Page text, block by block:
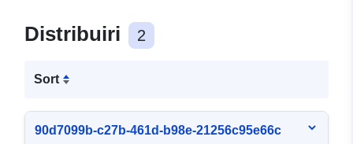
Distribuiri 2
Sort
90d7099b-c27b-461d-b98e-21256c95e66c